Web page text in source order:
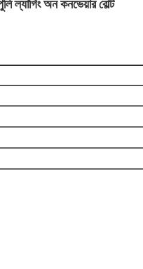
ল্যাগিং অন কনভেয়ার বোল্ট